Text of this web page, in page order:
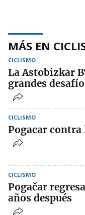
MÁS EN
CICLISMO
La Astobizkar
grandes
CICLISMO
Pogacar
CICLISMO
Pogačar
años después